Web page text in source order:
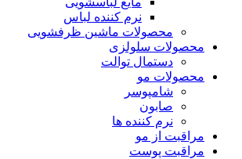
نرم کننده لباس
محصولات ماشین ظرفشویی
محصولات سلولزی
دستمال توالت
محصولات مو
شامپوسر
صابون
نرم کننده ها
مراقبت از مو
مراقبت پوست